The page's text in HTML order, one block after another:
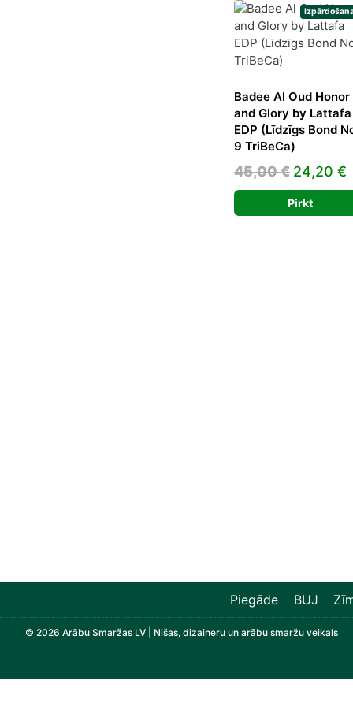
Badee Al Oud Honor
and Glory by Lattafa
EDP (Līdzīgs Bond
9 TriBeCa)
45,00€ Original
price
was:
24,20 €
Pirkt
Piegāde BUJ
© 2026 Arābu Smaržas LV | Nišas, dizaineru un arābu smaržu veikals